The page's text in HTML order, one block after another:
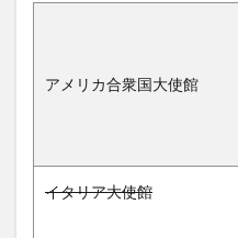
アメリカ合衆国大使館
イタリア大使館